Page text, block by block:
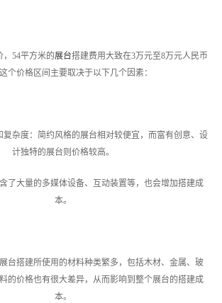
54平方米的展台搭建费用大致在3万元至8万元人民币
个价格区间主要取决于以下几个因素：
复杂度：简约风格的展台相对较便宜，而富有创意、设
计独特的展台则价格较高。
了大量的多媒体设备、互动装置等，也会增加搭建成
本。
台搭建所使用的材料种类繁多，包括木材、金属、玻
的价格也有很大差异，从而影响到整个展台的搭建成
本。